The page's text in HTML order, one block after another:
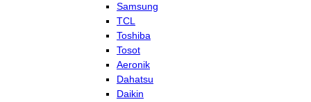
Samsung
TCL
Toshiba
Tosot
Aeronik
Dahatsu
Daikin